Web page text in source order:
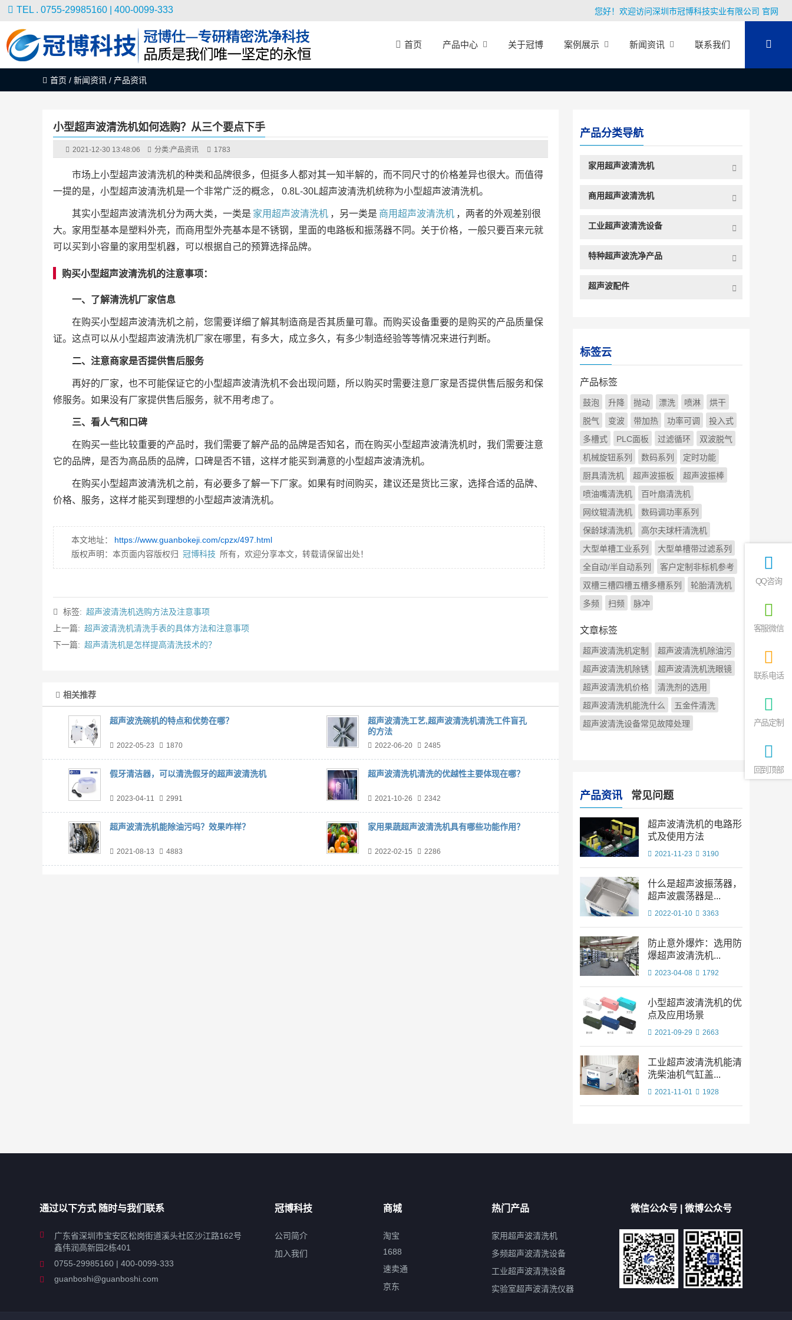
TEL . 0755-29985160 | 400-0099-333 您好！欢迎访问深圳市冠博科技实业有限公司 官网
首页 产品中心 关于冠博 案例展示 新闻资讯 联系我们
首页 / 新闻资讯 / 产品资讯
小型超声波清洗机如何选购？从三个要点下手
2021-12-30 13:48:06 分类:产品资讯 1783
市场上小型超声波清洗机的种类和品牌很多，但挺多人都对其一知半解的，而不同尺寸的价格差异也很大。而值得
一提的是，小型超声波清洗机是一个非常广泛的概念， 0.8L-30L超声波清洗机统称为小型超声波清洗机。
其实小型超声波清洗机分为两大类，一类是 家用超声波清洗机 ，另一类是 商用超声波清洗机 ，两者的外观差别很
大。家用型基本是塑料外壳，而商用型外壳基本是不锈钢，里面的电路板和振荡器不同。关于价格，一般只要百来元就
可以买到小容量的家用型机器，可以根据自己的预算选择品牌。
购买小型超声波清洗机的注意事项：
一、了解清洗机厂家信息
在购买小型超声波清洗机之前，您需要详细了解其制造商是否其质量可靠。而购买设备重要的是购买的产品质量保
证。这点可以从小型超声波清洗机厂家在哪里，有多大，成立多久，有多少制造经验等等情况来进行判断。
二、注意商家是否提供售后服务
再好的厂家，也不可能保证它的小型超声波清洗机不会出现问题，所以购买时需要注意厂家是否提供售后服务和保
修服务。如果没有厂家提供售后服务，就不用考虑了。
三、看人气和口碑
在购买一些比较重要的产品时，我们需要了解产品的品牌是否知名，而在购买小型超声波清洗机时，我们需要注意
它的品牌，是否为高品质的品牌，口碑是否不错，这样才能买到满意的小型超声波清洗机。
在购买小型超声波清洗机之前，有必要多了解一下厂家。如果有时间购买，建议还是货比三家，选择合适的品牌、
价格、服务，这样才能买到理想的小型超声波清洗机。
本文地址：
https://www.guanbokeji.com/cpzx/497.html
版权声明：本页面内容版权归 冠博科技 所有，欢迎分享本文，转载请保留出处！
标签: 超声波清洗机选购方法及注意事项
上一篇: 超声波清洗机清洗手表的具体方法和注意事项
下一篇: 超声清洗机是怎样提高清洗技术的？
相关推荐
超声波洗碗机的特点和优势在哪？
2022-05-23 1870
超声波清洗工艺,超声波清洗机清洗工件盲孔
的方法
2022-06-20 2485
假牙清洁器，可以清洗假牙的超声波清洗机
2023-04-11 2991
超声波清洗机清洗的优越性主要体现在哪？
2021-10-26 2342
超声波清洗机能除油污吗？效果咋样？
2021-08-13 4883
家用果蔬超声波清洗机具有哪些功能作用？
2022-02-15 2286
产品分类导航
家用超声波清洗机
商用超声波清洗机
工业超声波清洗设备
特种超声波洗净产品
超声波配件
标签云
产品标签
鼓泡 升降 抛动 漂洗 喷淋
烘干
脱气
变波 带加热 功率可调
投入式
多槽式
PLC面板 过滤循环
双波脱气
机械旋钮系列
数码系列
定时功能
厨具清洗机
超声波振板
超声波振棒
喷油嘴清洗机
百叶扇清洗机
网纹辊清洗机
数码调功率系列
保龄球清洗机
高尔夫球杆清洗机
大型单槽工业系列
大型单槽带过滤系列
全自动/半自动系列
客户定制非标机参考
双槽三槽四槽五槽多槽系列
轮胎清洗机
多频
扫频 脉冲
文章标签
超声波清洗机定制
超声波清洗机除油污
超声波清洗机除锈
超声波清洗机洗眼镜
超声波清洗机价格
清洗剂的选用
超声波清洗机能洗什么
五金件清洗
超声波清洗设备常见故障处理
产品资讯 常见问题
超声波清洗机的电路形
式及使用方法
2021-11-23 3190
什么是超声波振荡器，
超声波震荡器是...
2022-01-10 3363
防止意外爆炸：选用防
爆超声波清洗机...
2023-04-08 1792
小型超声波清洗机的优
点及应用场景
2021-09-29 2663
工业超声波清洗机能清
洗柴油机气缸盖...
2021-11-01 1928
通过以下方式 随时与我们联系
广东省深圳市宝安区松岗街道溪头社区沙江路162号
鑫伟润高新园2栋401
0755-29985160 | 400-0099-333
guanboshi@guanboshi.com
冠博科技
公司简介
加入我们
商城
淘宝
1688
速卖通
京东
热门产品
家用超声波清洗机
多频超声波清洗设备
工业超声波清洗设备
实验室超声波清洗仪器
微信公众号 | 微博公众号
QQ咨询
客服微信
联系电话
产品定制
回到顶部